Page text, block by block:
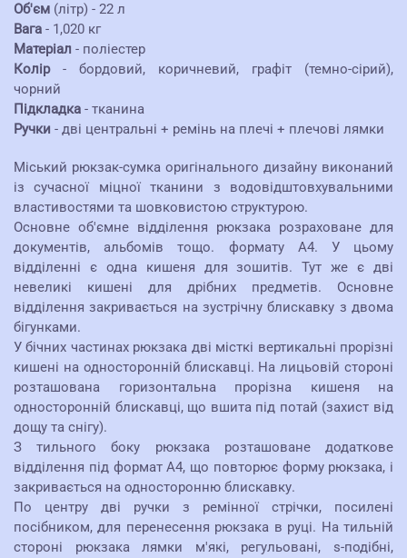
Об'єм (літр) - 22 л
Вага - 1,020 кг
Матеріал - поліестер
Колір- бордовий, коричневий, графіт (темно-сірий),
чорний
Підкладка - тканина
Ручки - дві центральні + ремінь на плечі + плечові лямки
Міський рюкзак-сумка оригінального дизайну виконаний
із сучасної міцної тканини з водовідштовхувальними
властивостями та шовковистою структурою.
Основне об'ємне відділення рюкзака розраховане для
документів, альбомів тощо. формату А4. У цьому
відділенні є одна кишеня для зошитів. Тут же є дві
невеликі кишені для дрібних предметів. Основне
відділення закривається на зустрічну блискавку з двома
бігунками.
У бічних частинах рюкзака дві місткі вертикальні прорізні
кишені на односторонній блискавці. На лицьовій стороні
розташована горизонтальна прорізна кишеня на
односторонній блискавці, що вшита під потай (захист від
дощу та снігу).
З тильного боку рюкзака розташоване додаткове
відділення під формат А4, що повторює форму рюкзака, і
закривається на односторонню блискавку.
По центру дві ручки з ремінної стрічки, посилені
посібником, для перенесення рюкзака в руці. На тильній
стороні рюкзака лямки м'які, регульовані, s-подібні,